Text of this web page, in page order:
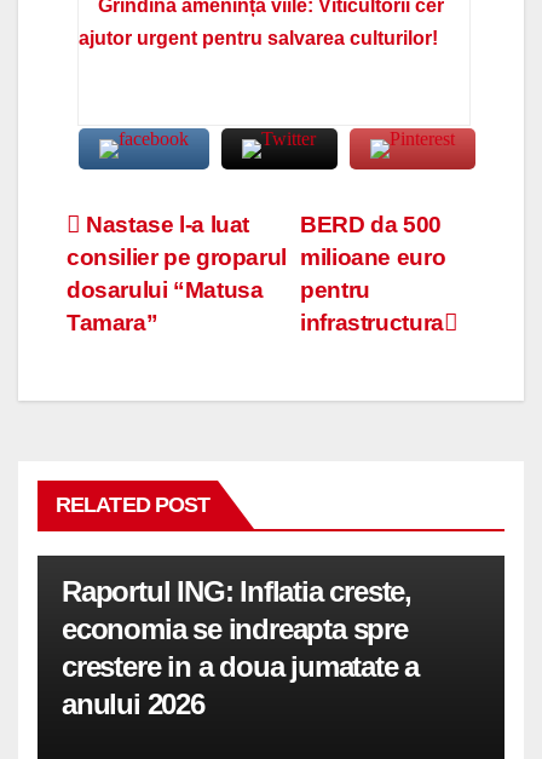
Grindina amenință viile: Viticultorii cer
ajutor urgent pentru salvarea culturilor!
Navigare
în
articole
BERD da 500
milioane euro
pentru
infrastructura
Nastase l-a luat
consilier pe groparul
dosarului “Matusa
Tamara”
RELATED POST
Raportul ING: Inflatia creste,
economia se indreapta spre
crestere in a doua jumatate a
anului 2026